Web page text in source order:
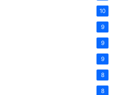
10
9
9
9
8
8